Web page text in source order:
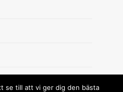
se till att vi ger dig den bästa